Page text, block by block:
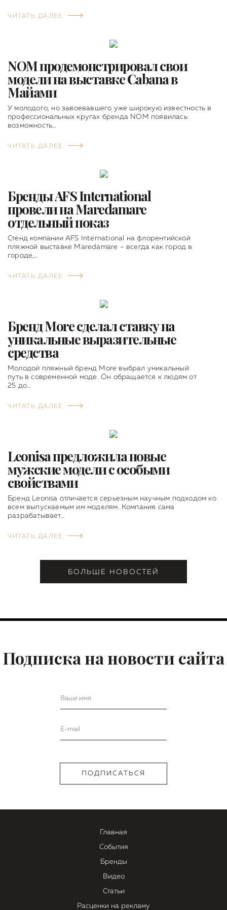
ЧИТАТЬ ДАЛЕЕ
NOM продемонстрировал свои
модели на выставке Cabana в
Майами
У молодого, но завоевавшего уже широкую известность в
профессиональных кругах бренда NOM появилась
возможность…
ЧИТАТЬ ДАЛЕЕ
Бренды AFS International
провели на Maredamare
отдельный показ
Стенд компании AFS International на флорентийской
пляжной выставке Maredamare – всегда как город в
городе,…
ЧИТАТЬ ДАЛЕЕ
Бренд More сделал ставку на
уникальные выразительные
средства
Молодой пляжный бренд More выбрал уникальный
путь в современной моде. Он обращается к людям от
25 до…
ЧИТАТЬ ДАЛЕЕ
Leonisa предложила новые
мужские модели с особыми
свойствами
Бренд Leonisa отличается серьезным научным подходом ко
всем выпускаемым им моделям. Компания сама
разрабатывает…
ЧИТАТЬ ДАЛЕЕ
БОЛЬШЕ НОВОСТЕЙ
Подписка на новости сайта
Главная
События
Бренды
Видео
Статьи
Расценки на рекламу